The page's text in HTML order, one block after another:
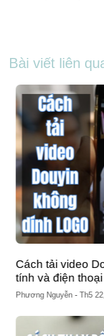
Bài viết liên
Cách tải video
tính và điện thoại
Phương Nguyễn - Th5